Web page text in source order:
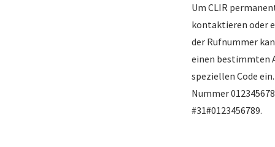
Um CLIR
kontaktieren oder
der Rufnummer
einen bestimmten
speziellen Code
Nummer
#31#0123456789.